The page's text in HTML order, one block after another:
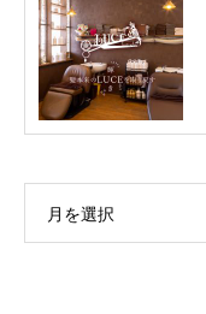
月を選択